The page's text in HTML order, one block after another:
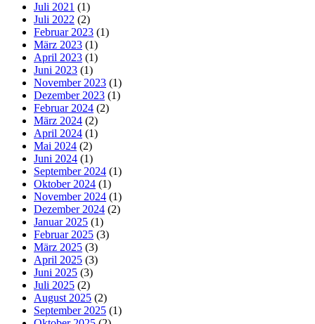
Juli 2021 (1)
Juli 2022 (2)
Februar 2023 (1)
März 2023 (1)
April 2023 (1)
Juni 2023 (1)
November 2023 (1)
Dezember 2023 (1)
Februar 2024 (2)
März 2024 (2)
April 2024 (1)
Mai 2024 (2)
Juni 2024 (1)
September 2024 (1)
Oktober 2024 (1)
November 2024 (1)
Dezember 2024 (2)
Januar 2025 (1)
Februar 2025 (3)
März 2025 (3)
April 2025 (3)
Juni 2025 (3)
Juli 2025 (2)
August 2025 (2)
September 2025 (1)